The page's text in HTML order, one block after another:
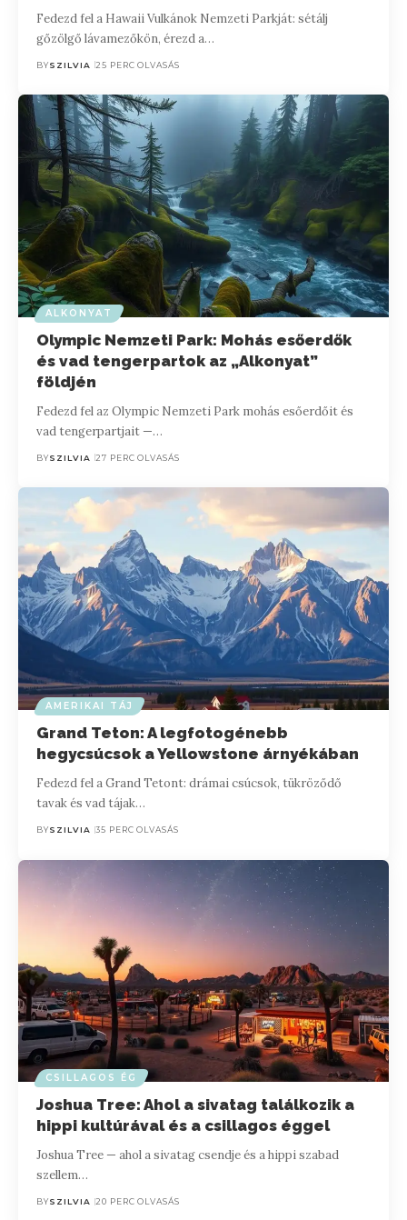
Fedezd fel a Hawaii Vulkánok Nemzeti Parkját: sétálj
gőzölgő lávamezőkön, érezd a…
BYSZILVIA 25 PERC OLVASÁS
ALKONYAT
Olympic Nemzeti Park: Mohás esőerdők
és vad tengerpartok az „Alkonyat”
földjén
Fedezd fel az Olympic Nemzeti Park mohás esőerdőit és
vad tengerpartjait —…
BYSZILVIA 27 PERC OLVASÁS
AMERIKAI TÁJ
Grand Teton: A legfotogénebb
hegycsúcsok a Yellowstone árnyékában
Fedezd fel a Grand Tetont: drámai csúcsok, tükröződő
tavak és vad tájak…
BYSZILVIA 35 PERC OLVASÁS
CSILLAGOS ÉG
Joshua Tree: Ahol a sivatag találkozik a
hippi kultúrával és a csillagos éggel
Joshua Tree — ahol a sivatag csendje és a hippi szabad
szellem…
BYSZILVIA 20 PERC OLVASÁS